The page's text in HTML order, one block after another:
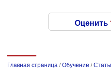
Оценить
Главная страница /Обучение /